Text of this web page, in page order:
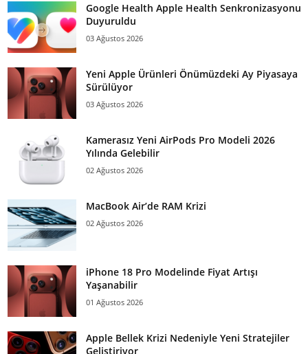
Google Health Apple Health Senkronizasyonu
Duyuruldu
03 Ağustos 2026
Yeni Apple Ürünleri Önümüzdeki Ay Piyasaya
Sürülüyor
03 Ağustos 2026
Kamerasız Yeni AirPods Pro Modeli 2026
Yılında Gelebilir
02 Ağustos 2026
MacBook Air’de RAM Krizi
02 Ağustos 2026
iPhone 18 Pro Modelinde Fiyat Artışı
Yaşanabilir
01 Ağustos 2026
Apple Bellek Krizi Nedeniyle Yeni Stratejiler
Geliştiriyor